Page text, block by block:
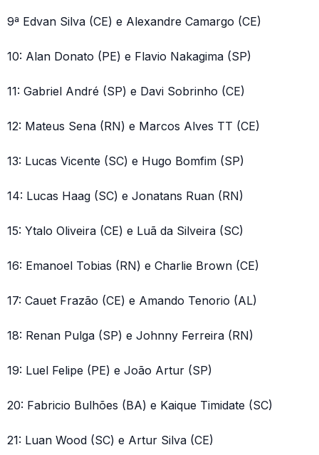
9ª Edvan Silva (CE) e Alexandre Camargo (CE)
10: Alan Donato (PE) e Flavio Nakagima (SP)
11: Gabriel André (SP) e Davi Sobrinho (CE)
12: Mateus Sena (RN) e Marcos Alves TT (CE)
13: Lucas Vicente (SC) e Hugo Bomfim (SP)
14: Lucas Haag (SC) e Jonatans Ruan (RN)
15: Ytalo Oliveira (CE) e Luã da Silveira (SC)
16: Emanoel Tobias (RN) e Charlie Brown (CE)
17: Cauet Frazão (CE) e Amando Tenorio (AL)
18: Renan Pulga (SP) e Johnny Ferreira (RN)
19: Luel Felipe (PE) e João Artur (SP)
20: Fabricio Bulhões (BA) e Kaique Timidate (SC)
21: Luan Wood (SC) e Artur Silva (CE)